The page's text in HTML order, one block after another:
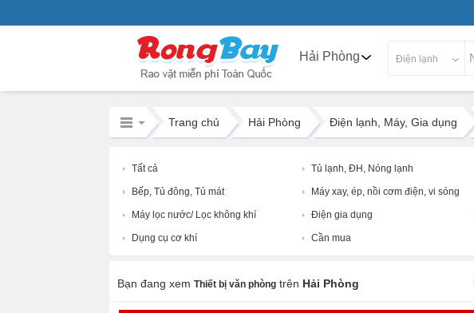
Hải Phòng Điện lạnh
Trang chủ Hải Phòng Điện lạnh, Máy, Gia dụng
Tất cả Tủ lạnh, ĐH, Nóng lạnh
Bếp, Tủ đông, Tủ mát Máy xay, ép, nồi cơm điện, vi sóng
Máy lọc nước/ Lọc không khí Điện gia dụng
Dụng cụ cơ khí Cần mua
Bạn đang xem Thiết bị văn phòng trên Hải Phòng